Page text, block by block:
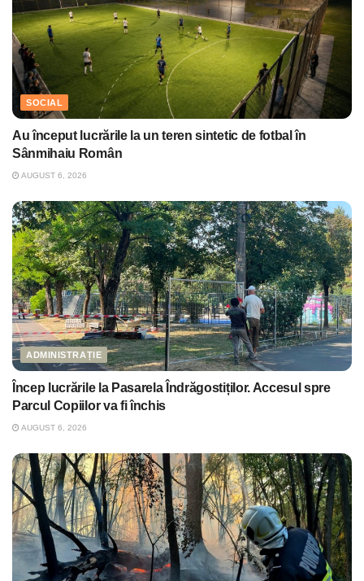
SOCIAL
Au început lucrările la un teren sintetic de fotbal în
Sânmihaiu Român
AUGUST 6, 2026
ADMINISTRAȚIE
Încep lucrările la Pasarela Îndrăgostiților. Accesul spre
Parcul Copiilor va fi închis
AUGUST 6, 2026